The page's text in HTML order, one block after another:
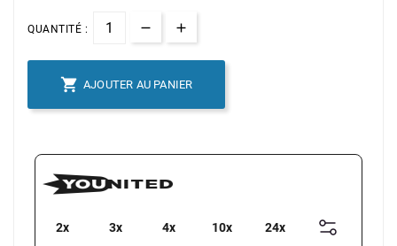
QUANTITÉ :
 AJOUTER AU PANIER
2x 3x 4x 10x
24x